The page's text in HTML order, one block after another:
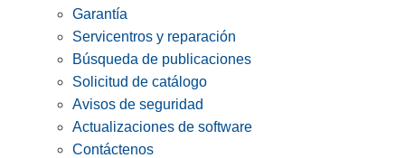
Garantía
Servicentros y reparación
Búsqueda de publicaciones
Solicitud de catálogo
Avisos de seguridad
Actualizaciones de software
Contáctenos